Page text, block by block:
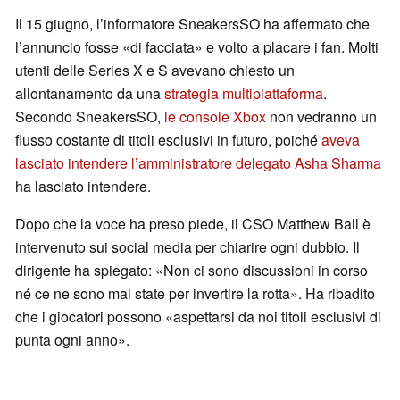
Il 15 giugno, l’informatore SneakersSO ha affermato che
l’annuncio fosse «di facciata» e volto a placare i fan. Molti
utenti delle Series X e S avevano chiesto un
allontanamento da unastrategia multipiattaforma.
Secondo SneakersSO, le console Xbox non vedranno un
flusso costante di titoli esclusivi in futuro, poichéaveva
lasciato intendere l’amministratore delegato Asha Sharma
ha lasciato intendere.
Dopo che la voce ha preso piede, il CSO Matthew Ball è
intervenuto sui social media per chiarire ogni dubbio. Il
dirigente ha spiegato: «Non ci sono discussioni in corso
né ce ne sono mai state per invertire la rotta». Ha ribadito
che i giocatori possono «aspettarsi da noi titoli esclusivi di
punta ogni anno».